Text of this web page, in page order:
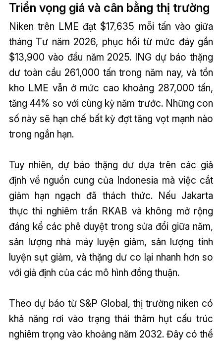
Triển vọng giá và cân bằng thị trường
Niken trên LME đạt $17,635 mỗi tấn vào giữa
tháng Tư năm 2026, phục hồi từ mức đáy gần
$13,900 vào đầu năm 2025. ING dự báo thặng
dư toàn cầu 261,000 tấn trong năm nay, và tồn
kho LME vẫn ở mức cao khoảng 287,000 tấn,
tăng 44% so với cùng kỳ năm trước. Những con
số này sẽ hạn chế bất kỳ đợt tăng vọt mạnh nào
trong ngắn hạn.
Tuy nhiên, dự báo thặng dư dựa trên các giả
định về nguồn cung của Indonesia mà việc cắt
giảm hạn ngạch đã thách thức. Nếu Jakarta
thực thi nghiêm trần RKAB và không mở rộng
đáng kể các phê duyệt trong sửa đổi giữa năm,
sản lượng nhà máy luyện giảm, sản lượng tinh
luyện sụt giảm, và thặng dư co lại nhanh hơn so
với giả định của các mô hình đồng thuận.
Theo dự báo từ S&P Global, thị trường niken có
khả năng rơi vào trạng thái thâm hụt cấu trúc
nghiêm trọng vào khoảng năm 2032. Đây có thể